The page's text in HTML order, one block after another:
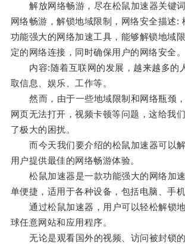
解放网络畅游，尽在松鼠加速器关键词
网络畅游，解锁地域限制，网络安全描述:
功能强大的网络加速工具，能够解锁地域
定的网络连接，同时确保用户的网络安全。
内容:随着互联网的发展，越来越多的
取信息、娱乐、工作等。
然而，由于一些地域限制和网络瓶颈，
网页无法打开，视频卡顿等问题，这给我
了极大的困扰。
而今天我们要介绍的松鼠加速器可以解
用户提供最佳的网络畅游体验。
松鼠加速器是一款功能强大的网络加
单便捷，适用于各种设备，包括电脑、手机
通过松鼠加速器，用户可以轻松解锁地
球任意网站和应用程序。
无论是观看国外的视频、访问被封锁